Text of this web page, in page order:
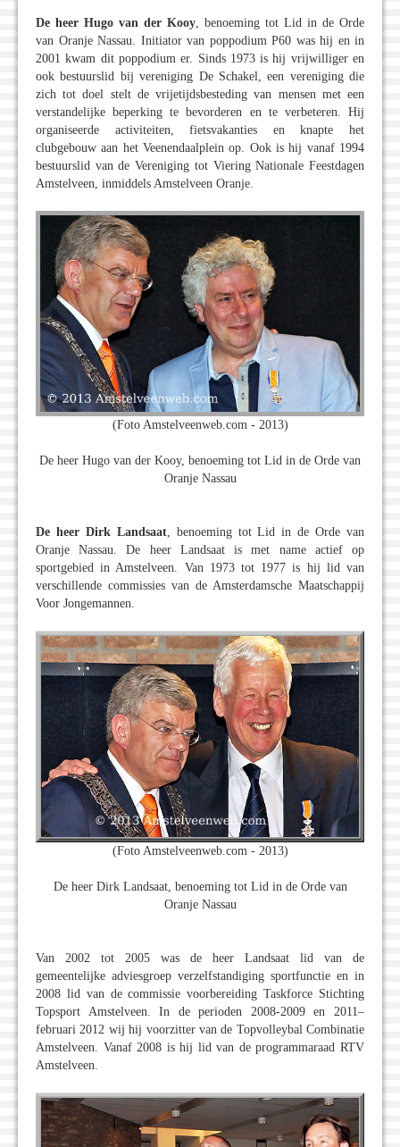
De heer Hugo van der Kooy, benoeming tot Lid in de Orde
van Oranje Nassau. Initiator van poppodium P60 was hij en in
2001 kwam dit poppodium er. Sinds 1973 is hij vrijwilliger en
ook bestuurslid bij vereniging De Schakel, een vereniging die
zich tot doel stelt de vrijetijdsbesteding van mensen met een
verstandelijke beperking te bevorderen en te verbeteren. Hij
organiseerde activiteiten, fietsvakanties en knapte het
clubgebouw aan het Veenendaalplein op. Ook is hij vanaf 1994
bestuurslid van de Vereniging tot Viering Nationale Feestdagen
Amstelveen, inmiddels Amstelveen Oranje.
(Foto Amstelveenweb.com - 2013)
De heer Hugo van der Kooy, benoeming tot Lid in de Orde van
Oranje Nassau
De heer Dirk Landsaat, benoeming tot Lid in de Orde van
Oranje Nassau. De heer Landsaat is met name actief op
sportgebied in Amstelveen. Van 1973 tot 1977 is hij lid van
verschillende commissies van de Amsterdamsche Maatschappij
Voor Jongemannen.
(Foto Amstelveenweb.com - 2013)
De heer Dirk Landsaat, benoeming tot Lid in de Orde van
Oranje Nassau
Van 2002 tot 2005 was de heer Landsaat lid van de
gemeentelijke adviesgroep verzelfstandiging sportfunctie en in
2008 lid van de commissie voorbereiding Taskforce Stichting
Topsport Amstelveen. In de perioden 2008-2009 en 2011–
februari 2012 wij hij voorzitter van de Topvolleybal Combinatie
Amstelveen. Vanaf 2008 is hij lid van de programmaraad RTV
Amstelveen.